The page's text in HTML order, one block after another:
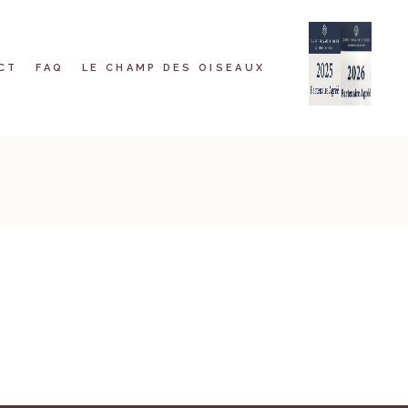
FAQ LE CHAMP DES OISEAUX